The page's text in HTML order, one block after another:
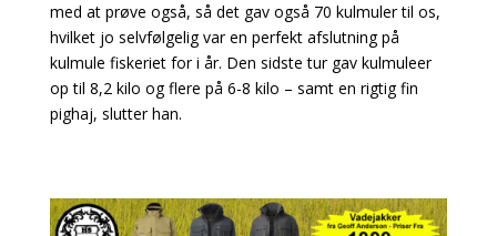
med at prøve også, så det gav også 70 kulmuler til os,
hvilket jo selvfølgelig var en perfekt afslutning på
kulmule fiskeriet for i år. Den sidste tur gav kulmuleer
op til 8,2 kilo og flere på 6-8 kilo – samt en rigtig fin
pighaj, slutter han.